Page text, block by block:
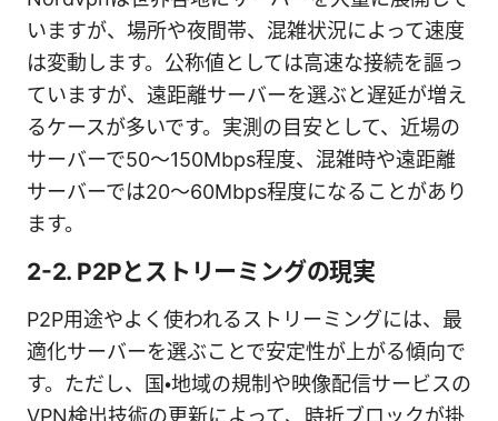
いますが、場所や夜間帯、混雑状況によって速度
は変動します。公称値としては高速な接続を謳っ
ていますが、遠距離サーバーを選ぶと遅延が増え
るケースが多いです。実測の目安として、近場の
サーバーで50〜150Mbps程度、混雑時や遠距離
サーバーでは20〜60Mbps程度になることがあり
ます。
2-2. P2Pとストリーミングの現実
P2P用途やよく使われるストリーミングには、最
適化サーバーを選ぶことで安定性が上がる傾向で
す。ただし、国・地域の規制や映像配信サービスの
VPN検出技術の更新によって、時折ブロックが掛